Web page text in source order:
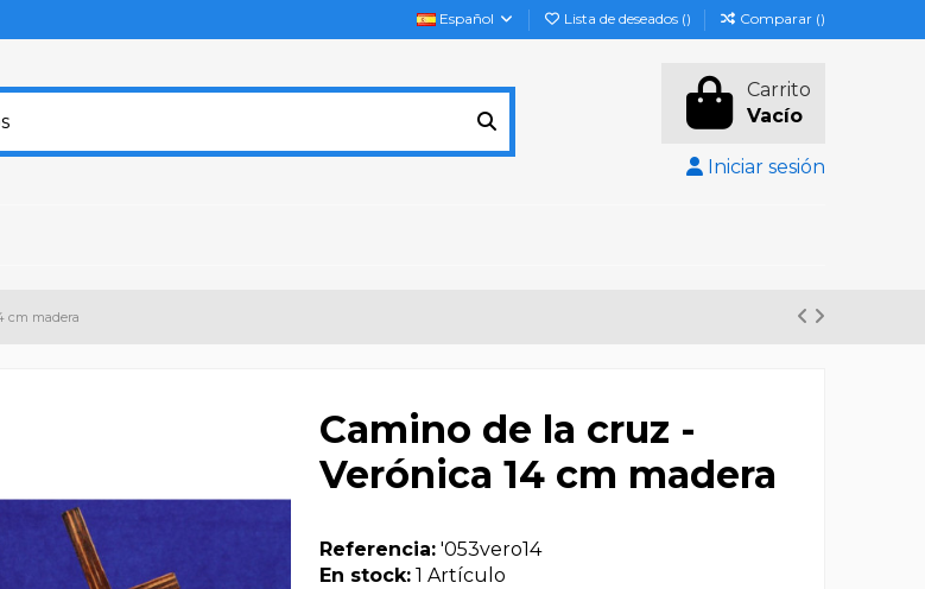
Español Lista de deseados () Comparar ()
Carrito
Vacío
Iniciar sesión
cm madera
Camino de la cruz -
Verónica 14 cm madera
Referencia: '053vero14
En stock: 1 Artículo